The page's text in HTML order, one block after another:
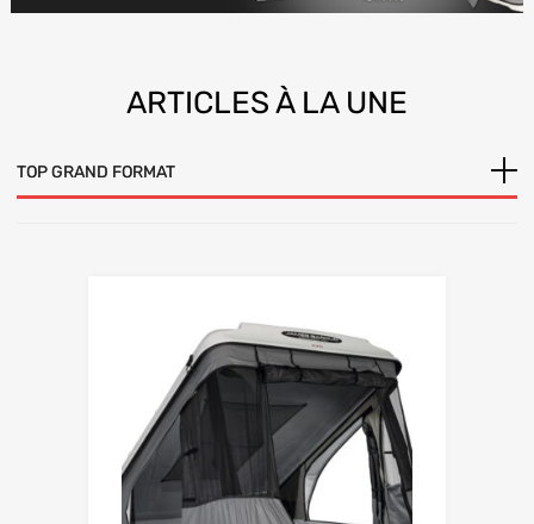
ARTICLES À LA UNE
TOP GRAND FORMAT